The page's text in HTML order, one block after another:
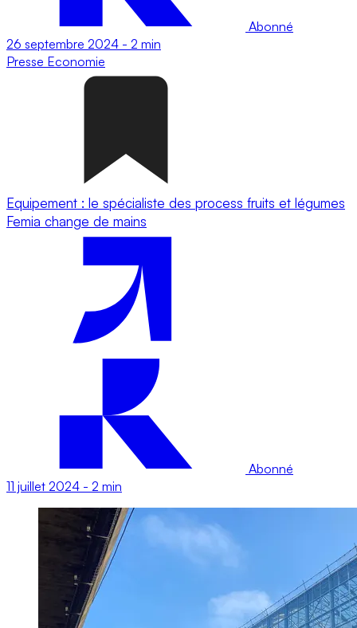
Abonné
26 septembre 2024 - 2 min
Presse Economie
Equipement : le spécialiste des process fruits et légumes
Femia change de mains
Abonné
11 juillet 2024 - 2 min